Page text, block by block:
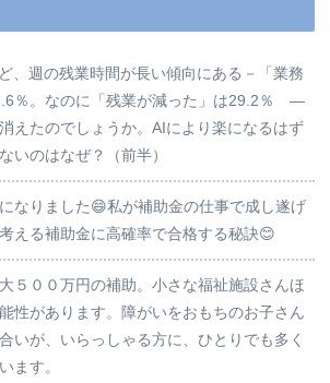
、週の残業時間が長い傾向にある－「業務
％。なのに「残業が減った」は29.2％ ―
えたのでしょうか。AIにより楽になるはず
いのはなぜ？（前半）
なりました😄私が補助金の仕事で成し遂げ
える補助金に高確率で合格する秘訣😊
５００万円の補助。小さな福祉施設さんほ
性があります。障がいをおもちのお子さん
いが、いらっしゃる方に、ひとりでも多く
ます。